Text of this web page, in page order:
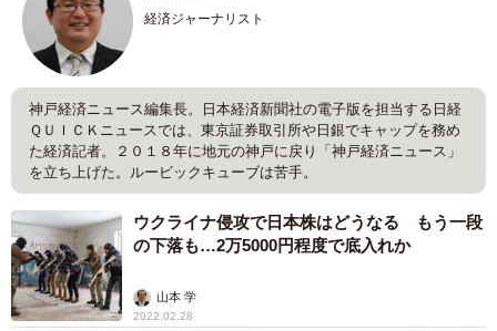
経済ジャーナリスト
神戸経済ニュース編集長。日本経済新聞社の電子版を担当する日経
ＱＵＩＣＫニュースでは、東京証券取引所や日銀でキャップを務め
た経済記者。２０１８年に地元の神戸に戻り「神戸経済ニュース」
を立ち上げた。ルービックキューブは苦手。
ウクライナ侵攻で日本株はどうなる もう一段
の下落も…2万5000円程度で底入れか
山本 学
2022.02.28